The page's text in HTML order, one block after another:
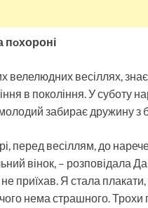
пoхороні
велелюдних весіллях,
в покоління. У суботу
забирає дружину з
перед весіллям, до
вінок, – розповідала
не приїхав. Я стала
нема страшного.